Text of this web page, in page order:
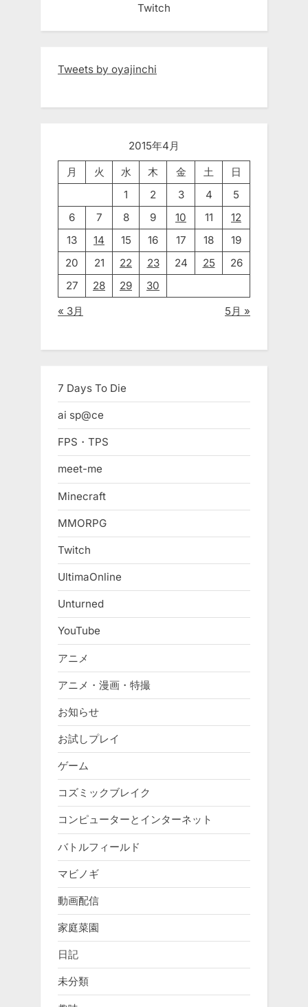
Twitch
Tweets by oyajinchi
2015年4月
月
火 水 木 金 土
日
1
2 3 4
5
6
7 8 9 10 11
12
13
14 15 16 17 18
19
20
21 22 23 24 25
26
27
28 29
30
« 3月
5月 »
7 Days To Die
ai sp@ce
FPS・TPS
meet-me
Minecraft
MMORPG
Twitch
UltimaOnline
Unturned
YouTube
アニメ
アニメ・漫画・特撮
お知らせ
お試しプレイ
ゲーム
コズミックブレイク
コンピューターとインターネット
バトルフィールド
マビノギ
動画配信
家庭菜園
日記
未分類